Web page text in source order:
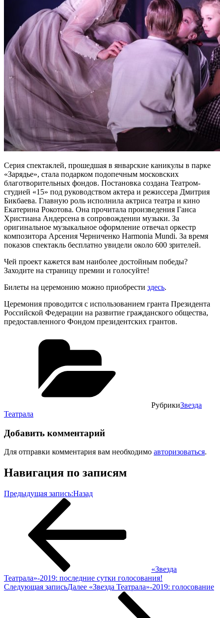
Серия спектаклей, прошедшая в январские каникулы в парке
«Зарядье», стала подарком подопечным московских
благотворительных фондов. Постановка создана Театром-
студией «15» под руководством актера и режиссера Дмитрия
Бикбаева. Главную роль исполнила актриса театра и кино
Екатерина Рокотова. Она прочитала произведения Ганса
Христиана Андерсена в сопровождении музыки. За
оригинальное музыкальное оформление отвечал оркестр
композитора Арсения Черниченко Harmonia Mundi. За время
показов спектакль бесплатно увидели около 600 зрителей.
Чей проект кажется вам наиболее достойным победы?
Заходите на страницу премии и голосуйте!
Билеты на церемонию можно приобрести здесь.
Церемония проводится с использованием гранта Президента
Российской Федерации на развитие гражданского общества,
предоставленного Фондом президентских грантов.
РубрикиЗвезда
Театрала
Добавить комментарий
Для отправки комментария вам необходимо авторизоваться.
Навигация по записям
Предыдущая запись:Назад
«Звезда
Театрала»-2019: последние сутки голосования!
Следующая записьДалее «Звезда Театрала»-2019: голосование